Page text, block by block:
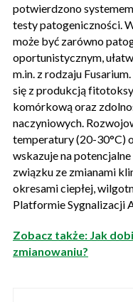
potwierdzono
testy patogeniczności.
może być zarówno
oportunistycznym,
m.in. z rodzaju
się z produkcją
komórkową oraz
naczyniowych.
temperatury (20-30°C)
wskazuje na
związku ze zmianami
okresami ciepłej,
Platformie Sygnalizacji
Zobacz także: Jak
zmianowaniu?